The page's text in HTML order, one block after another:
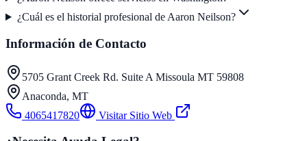
¿Cuál es el historial profesional de Aaron Neilson?
Información de Contacto
5705 Grant Creek Rd. Suite A Missoula MT 59808
Anaconda, MT
4065417820
Visitar Sitio Web